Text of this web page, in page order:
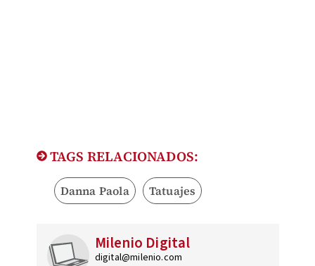
TAGS RELACIONADOS:
Danna Paola Tatuajes
Milenio Digital
digital@milenio.com